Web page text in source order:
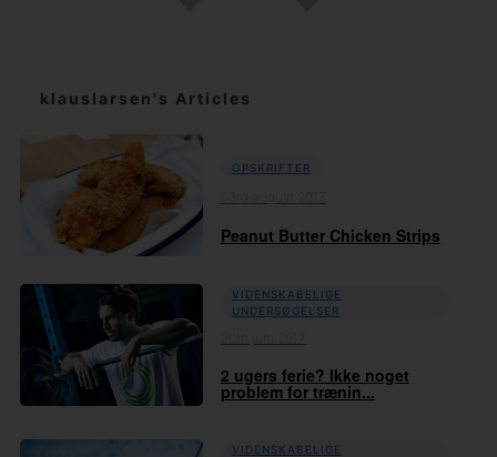
klauslarsen's Articles
OPSKRIFTER
Peanut Butter Chicken Strips
VIDENSKABELIGE
UNDERSØGELSER
2 ugers ferie? Ikke noget
problem for trænin...
VIDENSKABELIGE